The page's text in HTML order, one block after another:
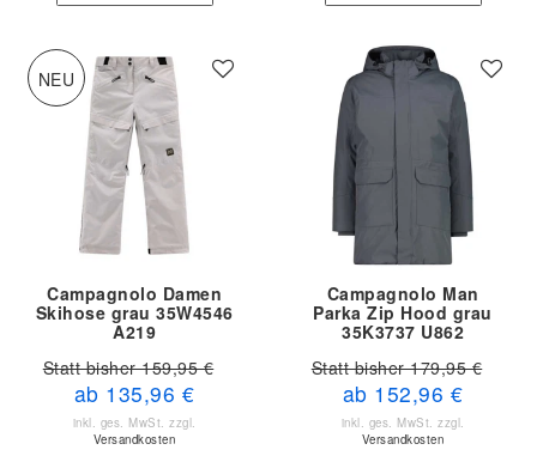
NEU
Campagnolo Damen
Skihose grau 35W4546
A219
Statt bisher 159,95 €
ab 135,96 €
inkl. ges. MwSt. zzgl.
Versandkosten
Campagnolo Man
Parka Zip Hood grau
35K3737 U862
Statt bisher 179,95 €
ab 152,96 €
inkl. ges. MwSt. zzgl.
Versandkosten